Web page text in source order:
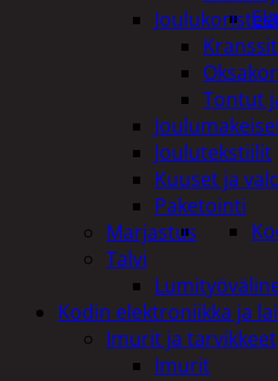
Tontut
Joulutekstiilit
Kuuset ja
Paketointi
Marjastus
Talvi
Kodin elektroniikka ja
Imurit ja tarvikkeet
Imurit